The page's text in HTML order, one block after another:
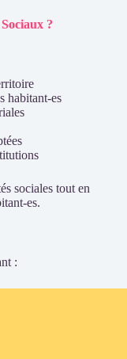
?
habitant-es
sociales tout en
es.
: